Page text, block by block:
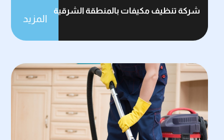
شركة تنظيف مكيفات بالمنطقة الشرقية
المزيد